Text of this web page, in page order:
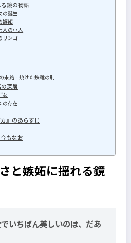
鏡の物語
の誕生
嫉妬
人の小人
リンゴ
末路…焼けた鉄靴の刑
深層
女
の存在
』のあらすじ
もなお
と嫉妬に揺れる鏡
でいちばん美しいのは、だあ